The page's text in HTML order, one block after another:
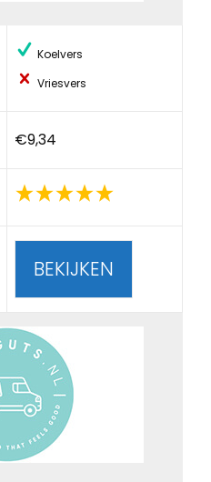
Koelvers
Vriesvers
€9,34
BEKIJKEN